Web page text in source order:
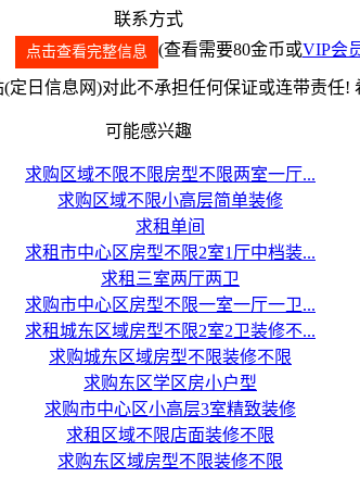
联系方式
点击查看完整信息 (查看需要80金币或VIP会
日信息网)对此不承担任何保证或连带责任!
可能感兴趣
求购区域不限不限房型不限两室一厅...
求购区域不限小高层简单装修
求租单间
求租市中心区房型不限2室1厅中档装...
求租三室两厅两卫
求购市中心区房型不限一室一厅一卫...
求租城东区域房型不限2室2卫装修不...
求购城东区域房型不限装修不限
求购东区学区房小户型
求购市中心区小高层3室精致装修
求租区域不限店面装修不限
求购东区域房型不限装修不限